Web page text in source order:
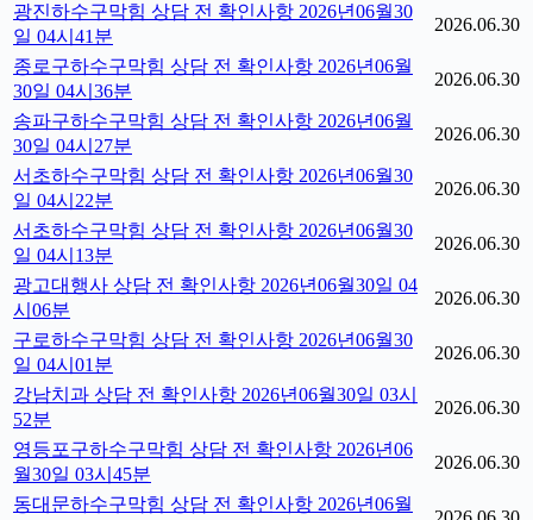
광진하수구막힘 상담 전 확인사항 2026년06월30
일 04시41분
2026.06.30
종로구하수구막힘 상담 전 확인사항 2026년06월
30일 04시36분
2026.06.30
송파구하수구막힘 상담 전 확인사항 2026년06월
30일 04시27분
2026.06.30
서초하수구막힘 상담 전 확인사항 2026년06월30
일 04시22분
2026.06.30
서초하수구막힘 상담 전 확인사항 2026년06월30
일 04시13분
2026.06.30
광고대행사 상담 전 확인사항 2026년06월30일 04
시06분
2026.06.30
구로하수구막힘 상담 전 확인사항 2026년06월30
일 04시01분
2026.06.30
강남치과 상담 전 확인사항 2026년06월30일 03시
52분
2026.06.30
영등포구하수구막힘 상담 전 확인사항 2026년06
월30일 03시45분
2026.06.30
동대문하수구막힘 상담 전 확인사항 2026년06월